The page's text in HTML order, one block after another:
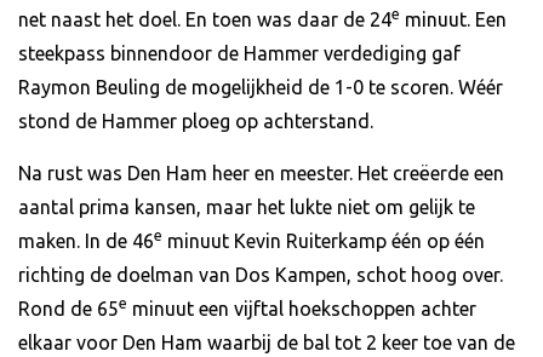
net naast het doel. En toen was daar de 24e minuut. Een
steekpass binnendoor de Hammer verdediging gaf
Raymon Beuling de mogelijkheid de 1-0 te scoren. Wéér
stond de Hammer ploeg op achterstand.
Na rust was Den Ham heer en meester. Het creëerde een
aantal prima kansen, maar het lukte niet om gelijk te
maken. In de 46e minuut Kevin Ruiterkamp één op één
richting de doelman van Dos Kampen, schot hoog over.
Rond de 65e minuut een vijftal hoekschoppen achter
elkaar voor Den Ham waarbij de bal tot 2 keer toe van de